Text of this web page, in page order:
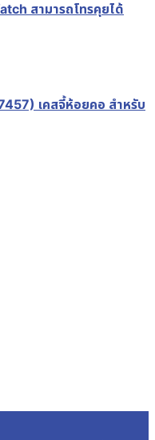
สามารถโทรคุยได้
เคสจี้ห้อยคอ สำหรับ